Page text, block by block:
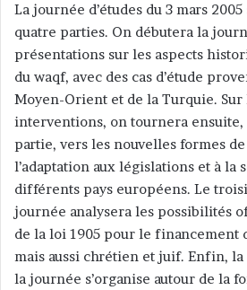
La journée d’études du 3 mars
quatre parties. On débutera la
présentations sur les aspects
du waqf, avec des cas d’étude
Moyen-Orient et de la Turquie. Sur
interventions, on tournera ensuite,
partie, vers les nouvelles formes
l’adaptation aux législations et à la
différents pays européens. Le
journée analysera les possibilités
de la loi 1905 pour le financement
mais aussi chrétien et juif. Enfin,
la journée s’organise autour de la